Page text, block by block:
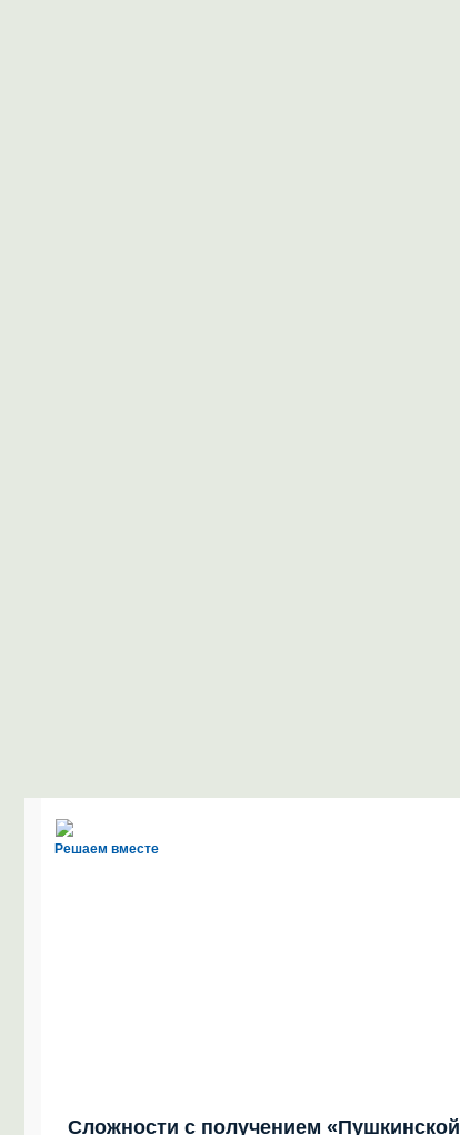
Решаем вместе
Сложности с получением «Пушкинской